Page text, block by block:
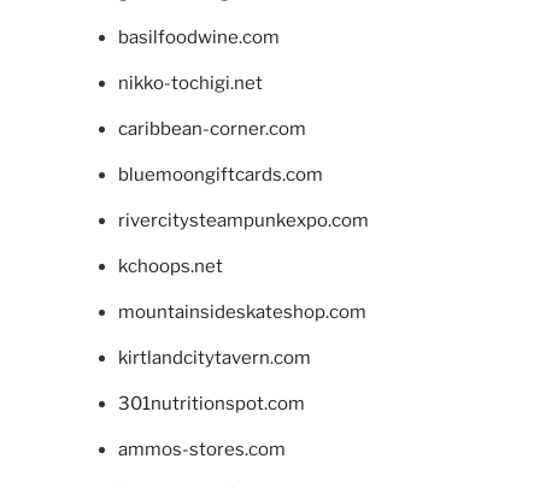
basilfoodwine.com
nikko-tochigi.net
caribbean-corner.com
bluemoongiftcards.com
rivercitysteampunkexpo.com
kchoops.net
mountainsideskateshop.com
kirtlandcitytavern.com
301nutritionspot.com
ammos-stores.com